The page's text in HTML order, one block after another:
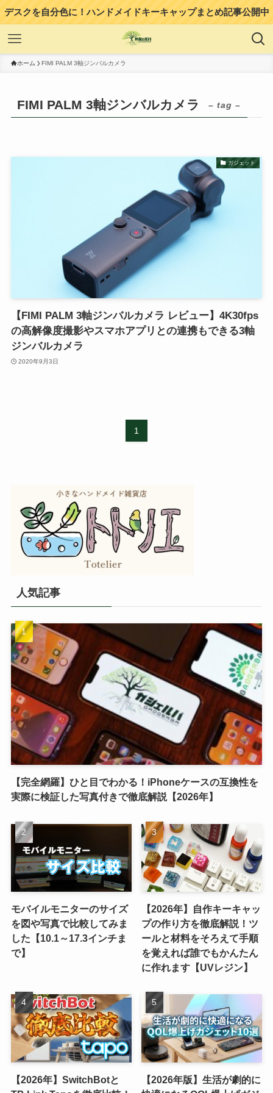
デスクを自分色に！ハンドメイドキーキャップまとめ記事公開中
ホーム FIMI PALM 3軸ジンバルカメラ
FIMI PALM 3軸ジンバルカメラ – tag –
ガジェット
【FIMI PALM 3軸ジンバルカメラ レビュー】4K30fps
の高解像度撮影やスマホアプリとの連携もできる3軸
ジンバルカメラ
2020年9月3日
1
人気記事
【完全網羅】ひと目でわかる！iPhoneケースの互換性を
実際に検証した写真付きで徹底解説【2026年】
モバイルモニターのサイズ
を図や写真で比較してみま
した【10.1～17.3インチま
で】
【2026年】自作キーキャッ
プの作り方を徹底解説！ツ
ールと材料をそろえて手順
を覚えれば誰でもかんたん
に作れます【UVレジン】
【2026年】SwitchBotと
【2026年版】生活が劇的に